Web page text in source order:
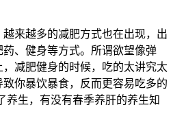
来越多的减肥方式也在出现，出
、健身等方式。所谓欲望像弹
减肥健身的时候，吃的太讲究太
你暴饮暴食，反而更容易吃多的
养生，有没有春季养肝的养生知